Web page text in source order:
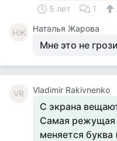
5 лет 1
НЖ Наталья Жарова
Мне это не
VR Vladimir Rakivnenko
С экрана
Самая режущая
меняется буква